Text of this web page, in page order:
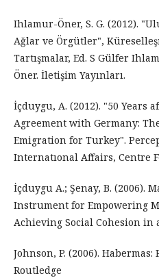
Ihlamur-Öner, S. G. (2012).
Ağlar ve Örgütler",
Tartışmalar, Ed. S Gülfer
Öner. İletişim Yayınları.
İçduygu, A. (2012). "50 Years
Agreement with Germany:
Emigration for Turkey".
Internatıonal Affairs, Centre
İçduygu A.; Şenay, B. (2006).
Instrument for Empowering
Achieving Social Cohesion
Johnson, P. (2006).
Routledge